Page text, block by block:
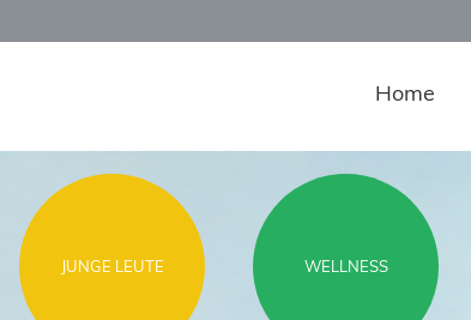
Home
JUNGE LEUTE WELLNESS